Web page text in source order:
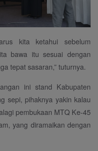
kita ketahui sebelum
bawa itu sesuai dengan
tepat sasaran,” tuturnya.
ini stand Kabupaten
sepi, pihaknya yakin kalau
pembukaan MTQ Ke-45
yang diramaikan dengan